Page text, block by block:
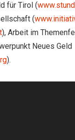
für Tirol (
(
), Arbeit im
Neues Geld
).